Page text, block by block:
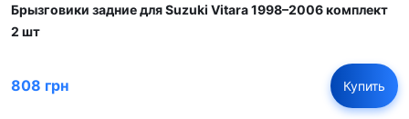
Брызговики задние для Suzuki Vitara 1998–2006 комплект
2 шт
808 грн Купить